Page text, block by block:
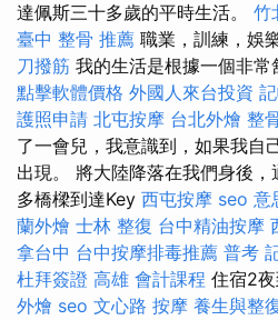
達佩斯三十多歲的平時生活。 竹
臺中 整骨 推薦 職業，訓練，娛
刀撥筋 我的生活是根據一個非常
點擊軟體價格 外國人來台投資
護照申請 北屯按摩 台北外燴 整
了一會兒，我意識到，如果我自
出現。 將大陸降落在我們身後
多橋樑到達Key 西屯按摩 seo 意
蘭外燴 士林 整復 台中精油按摩
拿台中 台中按摩排毒推薦 普考
杜拜簽證 高雄 會計課程 住宿2
外燴 seo 文心路 按摩 養生與整